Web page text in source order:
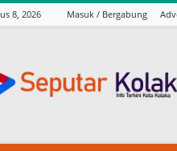
8, 2026 Masuk / Bergabung